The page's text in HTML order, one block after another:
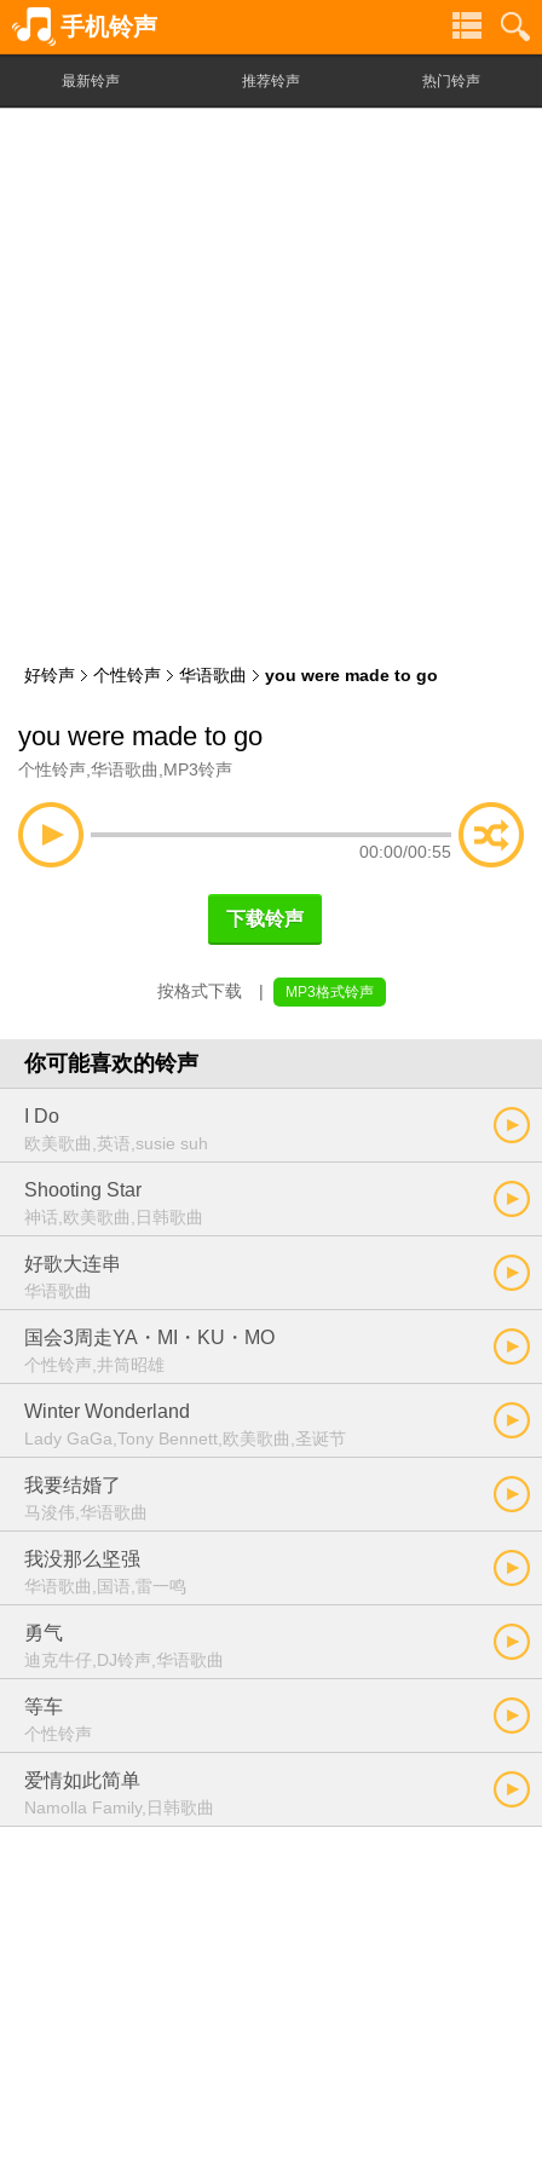
手机铃声
最新铃声 推荐铃声 热门铃声
好铃声 个性铃声 华语歌曲 you were made to go
you were made to go
个性铃声 华语歌曲 MP3铃声
00:00/00:55
下载铃声
按格式下载 | MP3格式铃声
你可能喜欢的铃声
I Do
欧美歌曲,英语,susie suh
Shooting Star
神话,欧美歌曲,日韩歌曲
好歌大连串
华语歌曲
国会3周走YA・MI・KU・MO
个性铃声,井筒昭雄
Winter Wonderland
Lady GaGa,Tony Bennett,欧美歌曲,圣诞节
我要结婚了
马浚伟,华语歌曲
我没那么坚强
华语歌曲,国语,雷一鸣
勇气
迪克牛仔,DJ铃声,华语歌曲
等车
个性铃声
爱情如此简单
Namolla Family,日韩歌曲